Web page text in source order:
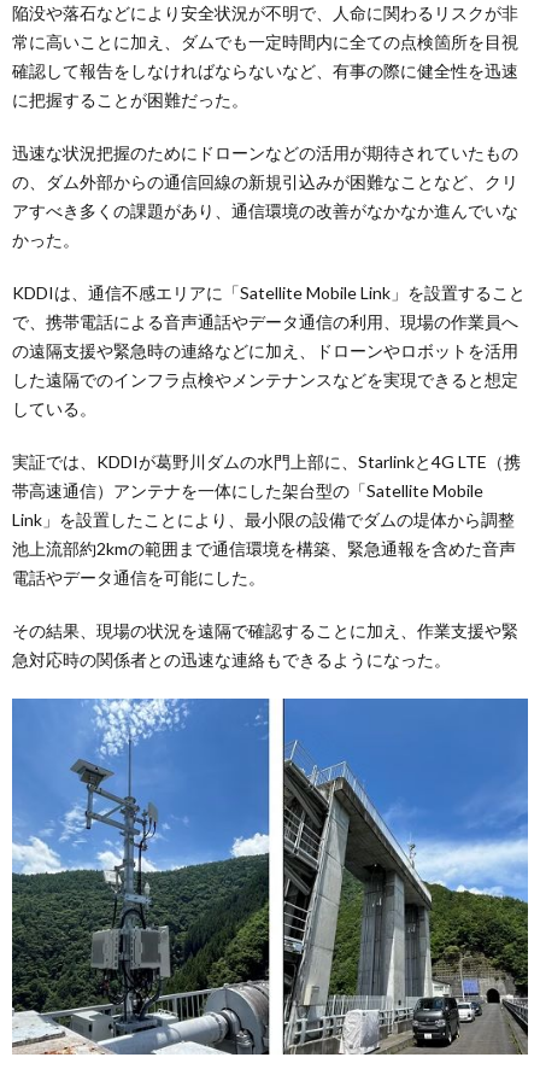
陥没や落石などにより安全状況が不明で、人命に関わるリスクが非
常に高いことに加え、ダムでも一定時間内に全ての点検箇所を目視
確認して報告をしなければならないなど、有事の際に健全性を迅速
に把握することが困難だった。
迅速な状況把握のためにドローンなどの活用が期待されていたもの
の、ダム外部からの通信回線の新規引込みが困難なことなど、クリ
アすべき多くの課題があり、通信環境の改善がなかなか進んでいな
かった。
KDDIは、通信不感エリアに「Satellite Mobile Link」を設置すること
で、携帯電話による音声通話やデータ通信の利用、現場の作業員へ
の遠隔支援や緊急時の連絡などに加え、ドローンやロボットを活用
した遠隔でのインフラ点検やメンテナンスなどを実現できると想定
している。
実証では、KDDIが葛野川ダムの水門上部に、Starlinkと4G LTE（携
帯高速通信）アンテナを一体にした架台型の「Satellite Mobile
Link」を設置したことにより、最小限の設備でダムの堤体から調整
池上流部約2kmの範囲まで通信環境を構築、緊急通報を含めた音声
電話やデータ通信を可能にした。
その結果、現場の状況を遠隔で確認することに加え、作業支援や緊
急対応時の関係者との迅速な連絡もできるようになった。